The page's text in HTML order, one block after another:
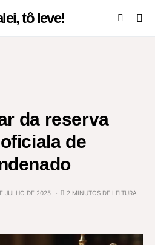
da reserva
de
JULHO DE 2025
2 MINUTOS DE LEITURA